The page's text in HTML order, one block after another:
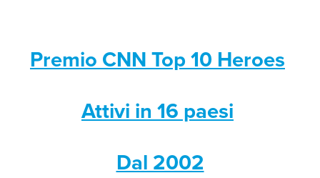
Premio CNN Top 10 Heroes
Attivi in 16 paesi
Dal 2002